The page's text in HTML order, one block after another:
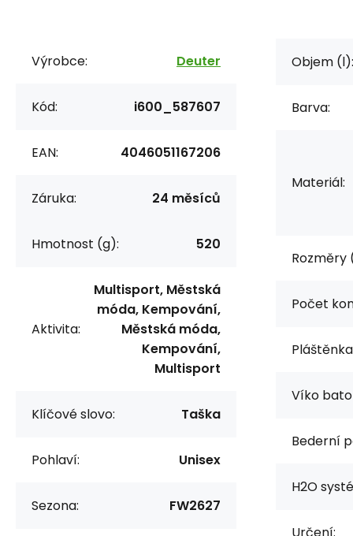
Výrobce: Deuter
Kód: i600_587607
EAN: 4046051167206
Záruka: 24 měsíců
Hmotnost (g): 520
Aktivita:
Multisport, Městská
móda, Kempování,
Městská móda,
Kempování,
Multisport
Klíčové slovo: Taška
Pohlaví: Unisex
Sezona: FW2627
Objem (l):
Barva:
Materiál:
Rozměry
Počet
Víko
Bederní
H2O
Určení: